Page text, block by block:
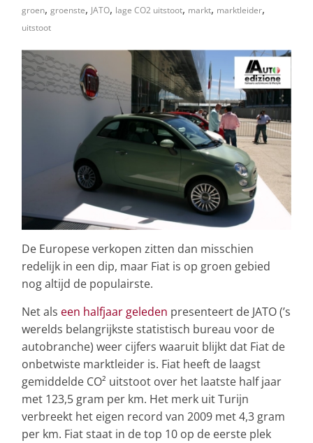
lifestyle
groen, groenste, JATO, lage CO2 uitstoot, markt, marktleider,
uitstoot
De Europese verkopen zitten dan misschien
redelijk in een dip, maar Fiat is op groen gebied
nog altijd de populairste.
Net als een halfjaar geleden presenteert de JATO (’s
werelds belangrijkste statistisch bureau voor de
autobranche) weer cijfers waaruit blijkt dat Fiat de
onbetwiste marktleider is. Fiat heeft de laagst
gemiddelde CO² uitstoot over het laatste half jaar
met 123,5 gram per km. Het merk uit Turijn
verbreekt het eigen record van 2009 met 4,3 gram
per km. Fiat staat in de top 10 op de eerste plek